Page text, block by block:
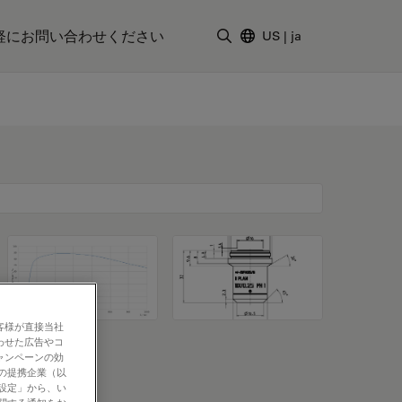
にお問い合わせください US | ja
様が直接当社
た広告やコ
ンペーンの効
提携企業（以
定」から、い